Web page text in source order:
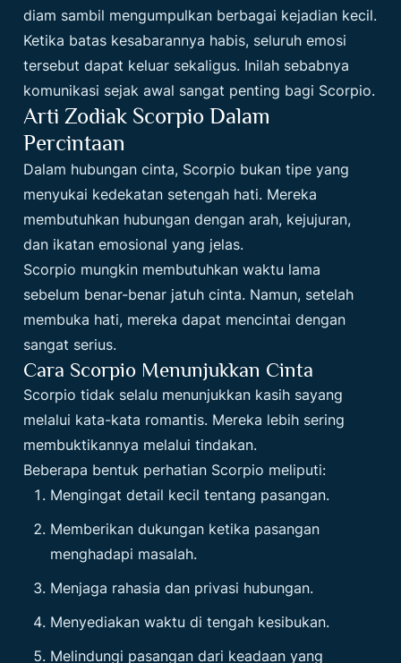
diam sambil mengumpulkan berbagai kejadian kecil.
Ketika batas kesabarannya habis, seluruh emosi
tersebut dapat keluar sekaligus. Inilah sebabnya
komunikasi sejak awal sangat penting bagi Scorpio.
Arti Zodiak Scorpio Dalam
Percintaan
Dalam hubungan cinta, Scorpio bukan tipe yang
menyukai kedekatan setengah hati. Mereka
membutuhkan hubungan dengan arah, kejujuran,
dan ikatan emosional yang jelas.
Scorpio mungkin membutuhkan waktu lama
sebelum benar-benar jatuh cinta. Namun, setelah
membuka hati, mereka dapat mencintai dengan
sangat serius.
Cara Scorpio Menunjukkan Cinta
Scorpio tidak selalu menunjukkan kasih sayang
melalui kata-kata romantis. Mereka lebih sering
membuktikannya melalui tindakan.
Beberapa bentuk perhatian Scorpio meliputi:
Mengingat detail kecil tentang pasangan.
Memberikan dukungan ketika pasangan
menghadapi masalah.
Menjaga rahasia dan privasi hubungan.
Menyediakan waktu di tengah kesibukan.
Melindungi pasangan dari keadaan yang